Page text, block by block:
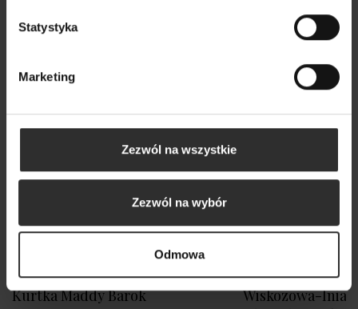
Statystyka
Marketing
Zezwól na wszystkie
Zezwól na wybór
Odmowa
Kurtka Maddy Barok
Wiskozowa-